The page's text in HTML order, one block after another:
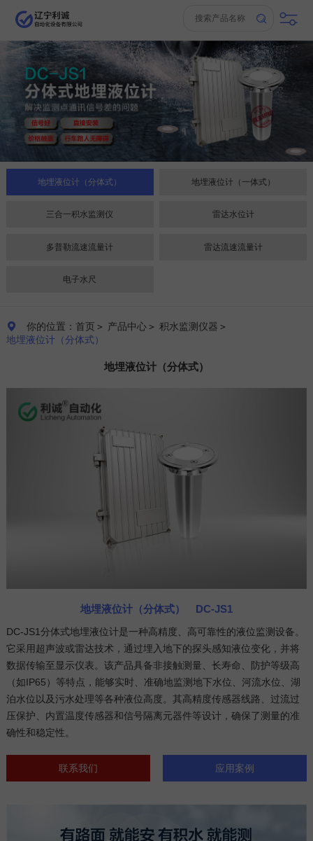
地埋液位计（分体式） 地埋液位计（一体式）
三合一积水监测仪 雷达水位计
多普勒流速流量计 雷达流速流量计
电子水尺
 你的位置：首页 ＞ 产品中心＞ 积水监测仪器 ＞
地埋液位计（分体式）
地埋液位计（分体式）
地埋液位计（分体式） DC-JS1
DC-JS1分体式地埋液位计是一种高精度、高可靠性的液位监测设备。
它采用超声波或雷达技术，通过埋入地下的探头感知液位变化，并将
数据传输至显示仪表。该产品具备非接触测量、长寿命、防护等级高
（如IP65）等特点，能够实时、准确地监测地下水位、河流水位、湖
泊水位以及污水处理等各种液位高度。其高精度传感器线路、过流过
压保护、内置温度传感器和信号隔离元器件等设计，确保了测量的准
确性和稳定性。
联系我们 应用案例